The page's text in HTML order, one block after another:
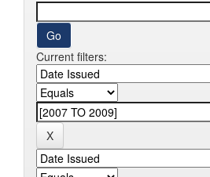
Current filters: